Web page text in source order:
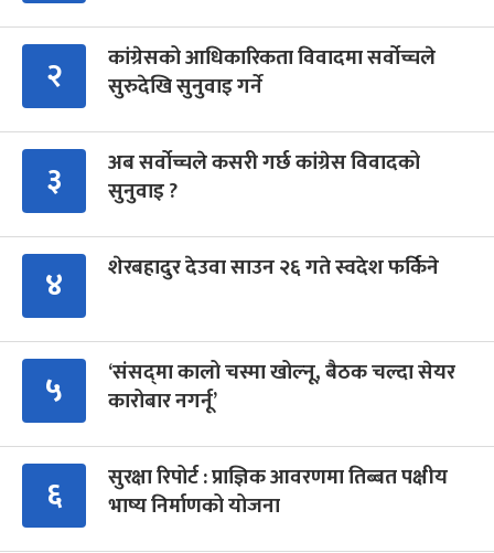
२
कांग्रेसको आधिकारिकता विवादमा सर्वोच्चले
सुरुदेखि सुनुवाइ गर्ने
३
अब सर्वोच्चले कसरी गर्छ कांग्रेस विवादको
सुनुवाइ ?
४ शेरबहादुर देउवा साउन २६ गते स्वदेश फर्किने
५
‘संसद्‍मा कालो चस्मा खोल्नू, बैठक चल्दा सेयर
कारोबार नगर्नू’
६
सुरक्षा रिपोर्ट : प्राज्ञिक आवरणमा तिब्बत पक्षीय
भाष्य निर्माणको योजना